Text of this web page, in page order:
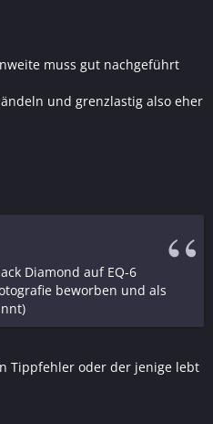
muss gut nachgeführt
und grenzlastig also eher
Diamond auf EQ-6
beworben und als
Tippfehler oder der jenige lebt